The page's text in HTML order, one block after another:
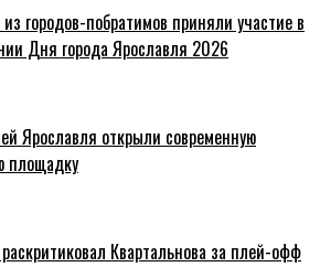
городов-побратимов приняли участие в
Дня города Ярославля 2026
Ярославля открыли современную
площадку
Квартальнова за плей-офф